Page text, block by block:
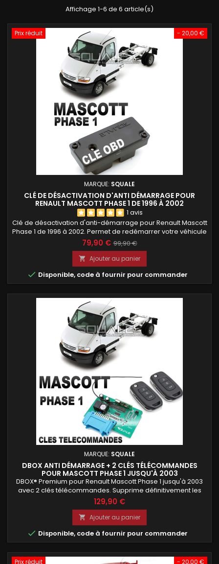
Affichage 1-6 de 6 article(s)
- 20,00 €
Prix réduit
MARQUE: SQUALE
CLÉ DE DÉSACTIVATION D'ANTI DÉMARRAGE POUR
RENAULT MASCOTT PHASE 1 DE 1996 À 2002
1 avis
Clé de désactivation d'anti-démarrage pour Renault Mascott
Phase 1 de 1996 à 2002. Permet de redémarrer votre véhicule
lorsque la clé ou la télécommande d'origine n'est plus
reconnue. Programmée avec votre code PIN ou votre code
clé avant expédition, prête à l'emploi. Installation simple en
quelques secondes, sans modification du véhicule.
79,90 € 99,90 €
 Ajouter au panier
 Disponible, code à fournir pour commander
MARQUE: SQUALE
DBOX ANTI DÉMARRAGE + 2 CLÉS TÉLÉCOMMANDES
POUR MASCOTT PHASE 1 JUSQU'À 2003
DBOX® Premium pour Renault Mascott Phase 1 jusqu'à 2003
avec 2 clés télécommandes. Supprime définitivement les
problèmes d'anti-démarrage et rétablit l'ouverture
centralisée à distance. Carte électronique programmée
avant expédition avec deux nouvelles clés télécommandes
prêtes à l'emploi. Solution complète pour retrouver un
Renault Mascott fiable et...
129,90 €
 Ajouter au panier
 Disponible, code à fournir pour commander
- 20,00 €
Prix réduit